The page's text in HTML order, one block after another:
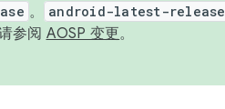
。 android-latest-release
参阅 AOSP 变更。